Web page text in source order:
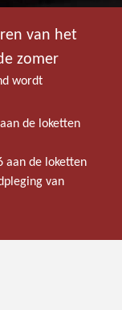
van het
zomer
wordt
de loketten
aan de loketten
van